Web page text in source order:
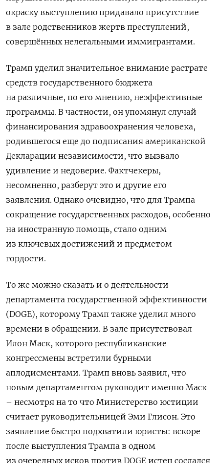
окраску выступлению придавало присутствие
в зале родственников жертв преступлений,
совершённых нелегальными иммигрантами.
Трамп уделил значительное внимание растрате
средств государственного бюджета
на различные, по его мнению, неэффективные
программы. В частности, он упомянул случай
финансирования здравоохранения человека,
родившегося еще до подписания американской
Декларации независимости, что вызвало
удивление и недоверие. Фактчекеры,
несомненно, разберут это и другие его
заявления. Однако очевидно, что для Трампа
сокращение государственных расходов, особенно
на иностранную помощь, стало одним
из ключевых достижений и предметом
гордости.
То же можно сказать и о деятельности
департамента государственной эффективности
(DOGE), которому Трамп также уделил много
времени в обращении. В зале присутствовал
Илон Маск, которого республиканские
конгрессмены встретили бурными
аплодисментами. Трамп вновь заявил, что
новым департаментом руководит именно Маск
– несмотря на то что Министерство юстиции
считает руководительницей Эми Глисон. Это
заявление быстро подхватили юристы: вскоре
после выступления Трампа в одном
из очередных исков против DOGE истец сослался